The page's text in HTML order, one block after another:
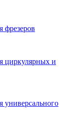
фрезеров
циркулярных и
универсального